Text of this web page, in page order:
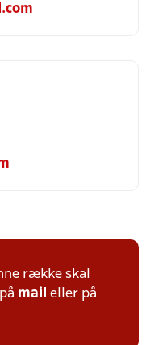
række skal
mail eller på